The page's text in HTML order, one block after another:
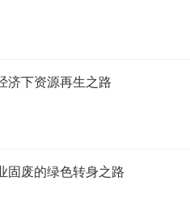
济下资源再生之路
固废的绿色转身之路